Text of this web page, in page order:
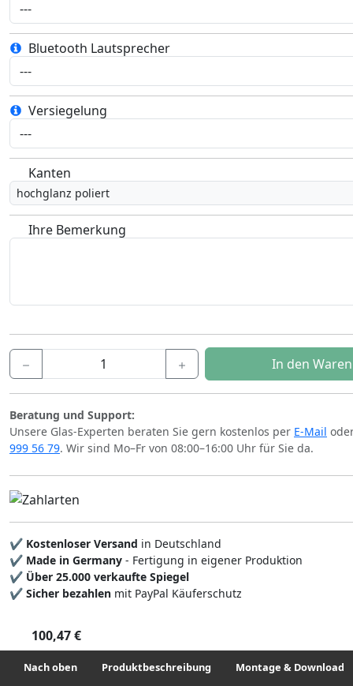
Bluetooth Lautsprecher
Versiegelung
Kanten
hochglanz poliert
Ihre Bemerkung
In den
Beratung und Support:
Unsere Glas-Experten beraten Sie gern kostenlos per E-Mail
999 56 79. Wir sind Mo–Fr von 08:00–16:00 Uhr für Sie da.
✔ Kostenloser Versand in Deutschland
✔ Made in Germany - Fertigung in eigener Produktion
✔ Über 25.000 verkaufte Spiegel
✔ Sicher bezahlen mit PayPal Käuferschutz
100,47 €
Nach oben Produktbeschreibung Montage & Downloads